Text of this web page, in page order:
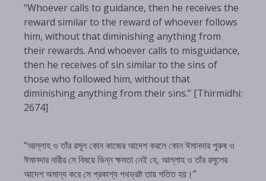
“Whoever calls to guidance, then he receives the
reward similar to the reward of whoever follows
him, without that diminishing anything from
their rewards. And whoever calls to misguidance,
then he receives of sin similar to the sins of
those who followed him, without that
diminishing anything from their sins.” [Thirmidhi:
2674]
“আল্লাহ ও তাঁর রসূল কোন কাজের আদেশ করলে কোন ঈমানদার পুরুষ ও
ঈমানদার নারীর সে বিষয়ে ভিন্ন ক্ষমতা নেই যে, আল্লাহ ও তাঁর রসূলের
আদেশ অমান্য করে সে প্রকাশ্য পথভ্রষ্ট তায় পতিত হয়।”